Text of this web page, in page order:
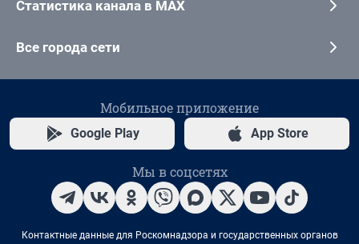
Статистика канала в MAX
Все города сети
Мобильное приложение
Google Play App Store
Мы в соцсетях
Контактные данные для Роскомнадзора и государственных органов